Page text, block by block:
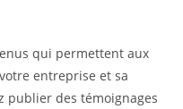
qui permettent aux
entreprise et sa
publier des témoignages